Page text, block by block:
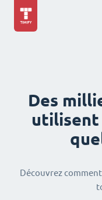
Des
utilisent
Découvrez